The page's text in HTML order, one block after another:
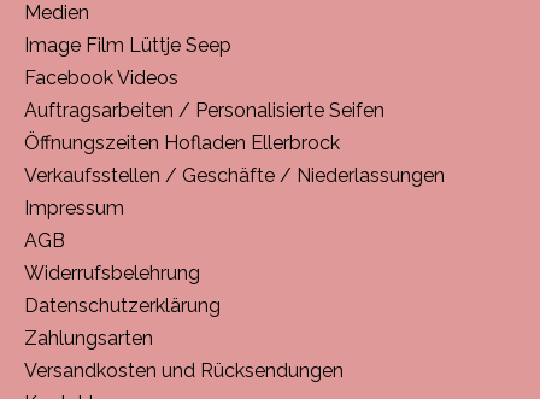
Medien
Image Film Lüttje Seep
Facebook Videos
Auftragsarbeiten / Personalisierte Seifen
Öffnungszeiten Hofladen Ellerbrock
Verkaufsstellen / Geschäfte / Niederlassungen
Impressum
AGB
Widerrufsbelehrung
Datenschutzerklärung
Zahlungsarten
Versandkosten und Rücksendungen